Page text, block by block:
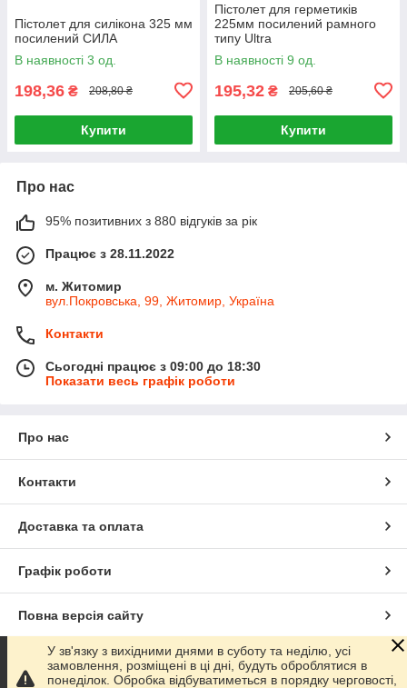
Пістолет для силікона 325 мм
посилений СИЛА
В наявності 3 од.
198,36 ₴ 208,80 ₴
Купити
Пістолет для герметиків
225мм посилений рамного
типу Ultra
В наявності 9 од.
195,32 ₴ 205,60 ₴
Купити
Про нас
95% позитивних з 880 відгуків за рік
Працює з 28.11.2022
м. Житомир
вул.Покровська, 99, Житомир, Україна
Контакти
Сьогодні працює з 09:00 до 18:30
Показати весь графік роботи
Про нас
Контакти
Доставка та оплата
Графік роботи
Повна версія сайту
Сайт створено на маркетплейсі Prom.ua
У зв'язку з вихідними днями в суботу та неділю, усі
замовлення, розміщені в ці дні, будуть оброблятися в
понеділок. Обробка відбуватиметься в порядку черговості,